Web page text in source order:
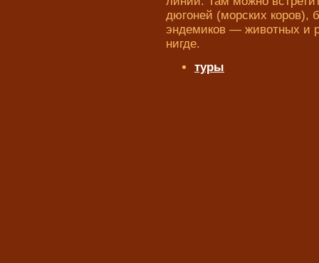
дюгоней (морских коров),
эндемиков — животных и
нигде.
туры